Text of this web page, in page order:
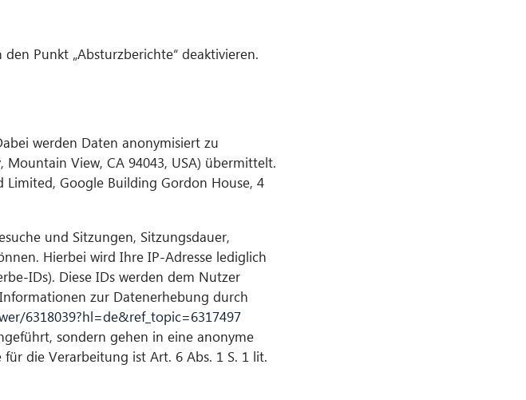
Punkt „Absturzberichte“ deaktivieren.
werden Daten anonymisiert zu
Mountain View, CA 94043, USA) übermittelt.
Google Building Gordon House, 4
und Sitzungen, Sitzungsdauer,
Hierbei wird Ihre IP-Adresse lediglich
IDs). Diese IDs werden dem Nutzer
zur Datenerhebung durch
6318039?hl=de&ref_topic=6317497
sondern gehen in eine anonyme
die Verarbeitung ist Art. 6 Abs. 1 S. 1 lit.